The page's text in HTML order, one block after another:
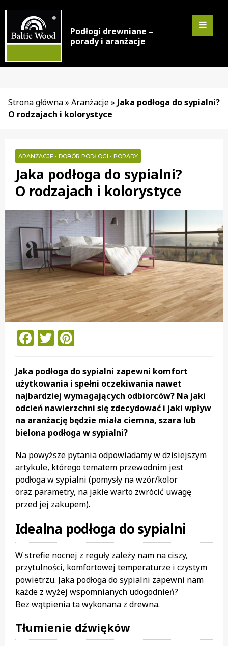
Podłogi drewniane –
porady i aranżacje
Strona główna» Aranżacje» Jaka podłoga do sypialni?
O rodzajach i kolorystyce
ARANŻACJE • DOBÓR PODŁOGI • PORADY
Jaka podłoga do sypialni?
O rodzajach i kolorystyce
Facebook
Twitter
Jaka podłoga do sypialni zapewni komfort
użytkowania i spełni oczekiwania nawet
najbardziej wymagających odbiorców? Na jaki
odcień nawierzchni się zdecydować i jaki wpływ
na aranżację będzie miała ciemna, szara lub
bielona podłoga w sypialni?
Na powyższe pytania odpowiadamy w dzisiejszym
artykule, którego tematem przewodnim jest
podłoga w sypialni (pomysły na wzór/kolor
oraz parametry, na jakie warto zwrócić uwagę
przed jej zakupem).
Idealna podłoga do sypialni
W strefie nocnej z reguły zależy nam na ciszy,
przytulności, komfortowej temperaturze i czystym
powietrzu. Jaka podłoga do sypialni zapewni nam
każde z wyżej wspomnianych udogodnień?
Bez wątpienia ta wykonana z drewna.
Tłumienie dźwięków